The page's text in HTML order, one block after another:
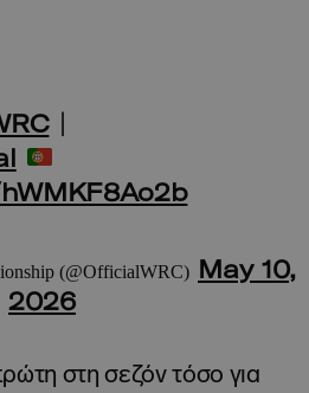
(@OfficialWRC) May 10,
2026
στη σεζόν τόσο για